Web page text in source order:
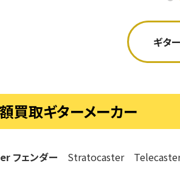
ギタ
買取ギターメーカー
フェンダー Stratocaster